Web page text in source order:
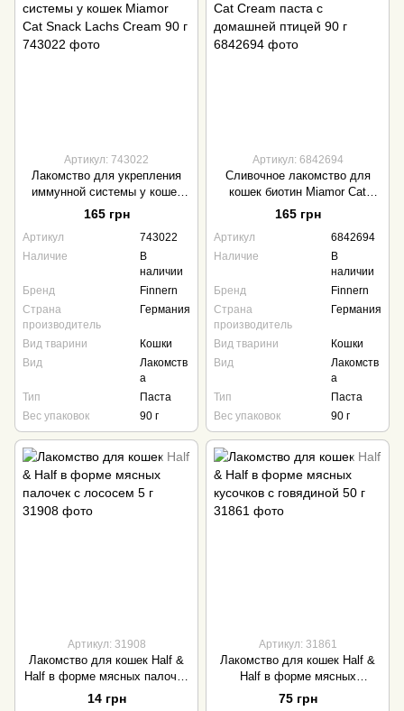
Артикул: 743022
Лакомство для укрепления
иммунной системы у кошек
Miamor Cat Snack Lachs
Cream 90 г
165 грн
Артикул
743022
Наличие
В
наличии
Бренд
Finnern
Страна
производитель
Германия
Вид тварини
Кошки
Вид
Лакомств
а
Тип
Паста
Вес упаковок
90 г
Артикул: 6842694
Сливочное лакомство для
кошек биотин Miamor Cat
Cream паста с домашней
птицей 90 г
165 грн
Артикул
6842694
Наличие
В
наличии
Бренд
Finnern
Страна
производитель
Германия
Вид тварини
Кошки
Вид
Лакомств
а
Тип
Паста
Вес упаковок
90 г
Артикул: 31908
Лакомство для кошек Half &
Half в форме мясных палочек
с лососем 5 г
14 грн
Артикул: 31861
Лакомство для кошек Half &
Half в форме мясных
кусочков с говядиной 50 г
75 грн